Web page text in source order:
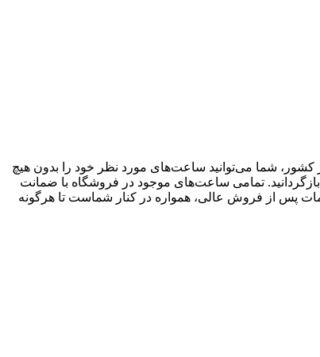
شما می‌توانید ساعت‌های مورد نظر خود را بدون هیچ
تمامی ساعت‌های موجود در فروشگاه با ضمانت
خدمات پس از فروش عالی، همواره در کنار شماست تا هرگونه